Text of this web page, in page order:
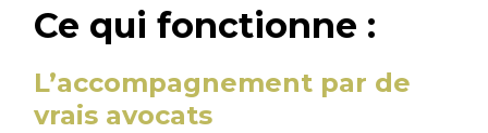
Ce qui fonctionne :
L’accompagnement par de
vrais avocats